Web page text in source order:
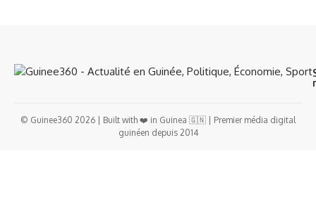
© Guinee360 2026 | Built with ❤️ in Guinea 🇬🇳 | Premier média digital
guinéen depuis 2014